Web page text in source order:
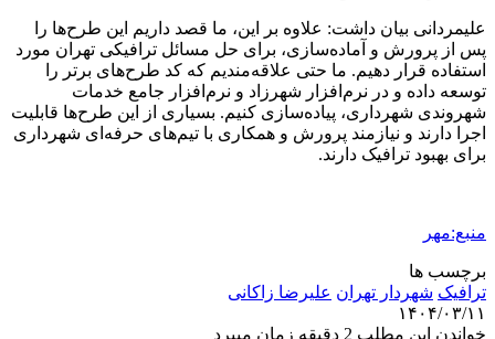
علیمردانی بیان داشت: علاوه بر این، ما قصد داریم این طرح‌ها را
پس از پرورش و آماده‌سازی، برای حل مسائل ترافیکی تهران مورد
استفاده قرار دهیم. ما حتی علاقه‌مندیم که کد طرح‌های برتر را
توسعه داده و در نرم‌افزار شهرزاد و نرم‌افزار جامع خدمات
شهروندی شهرداری، پیاده‌سازی کنیم. بسیاری از این طرح‌ها قابلیت
اجرا دارند و نیازمند پرورش و همکاری با تیم‌های حرفه‌ای شهرداری
برای بهبود ترافیک دارند.
منبع:مهر
برچسب ها
ترافیک شهردار تهران علیرضا زاکانی
۱۴۰۴/۰۳/۱۱
خواندن این مطلب 2 دقیقه زمان میبرد